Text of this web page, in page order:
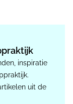
inspiratie
uit de